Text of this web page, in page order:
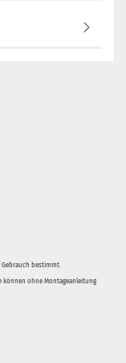
bestimmt.
können ohne Montageanleitung